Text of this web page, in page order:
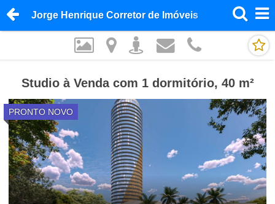
Jorge Henrique Corretor de Imóveis
Studio à Venda com 1 dormitório, 40 m²
PRONTO NOVO